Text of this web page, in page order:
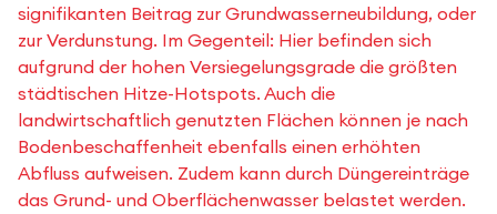
signifikanten Beitrag zur Grundwasserneubildung, oder
zur Verdunstung. Im Gegenteil: Hier befinden sich
aufgrund der hohen Versiegelungsgrade die größten
städtischen Hitze-Hotspots. Auch die
landwirtschaftlich genutzten Flächen können je nach
Bodenbeschaffenheit ebenfalls einen erhöhten
Abfluss aufweisen. Zudem kann durch Düngereinträge
das Grund- und Oberflächenwasser belastet werden.